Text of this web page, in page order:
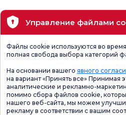
Управление файлами
Файлы cookie используются во
полная свобода выбора категорий
На основании вашего явного
на вариант «Принять все»
аналитические и рекламно-
помимо сбора файлов cookie,
нашего веб-сайта, мы можем
рекламу в соответствии с вашим